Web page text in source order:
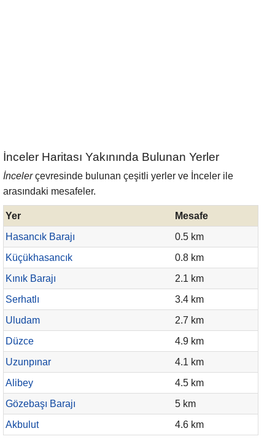
İnceler Haritası Yakınında Bulunan Yerler
İncelerçevresinde bulunan çeşitli yerler ve İnceler ile
arasındaki mesafeler.
Yer
Mesafe
Hasancık Barajı
0.5 km
Küçükhasancık
0.8 km
Kınık Barajı
2.1 km
Serhatlı
3.4 km
Uludam
2.7 km
Düzce
4.9 km
Uzunpınar
4.1 km
Alibey
4.5 km
Gözebaşı Barajı
5 km
Akbulut
4.6 km